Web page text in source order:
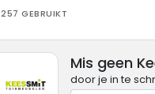
257 GEBRUIKT
Mis geen
door je in te